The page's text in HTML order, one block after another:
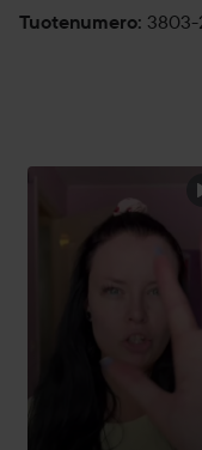
Tuotenumero: